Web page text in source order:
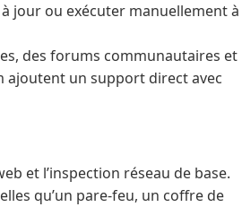
jour ou exécuter manuellement à
des forums communautaires et
ajoutent un support direct avec
et l’inspection réseau de base.
qu’un pare-feu, un coffre de